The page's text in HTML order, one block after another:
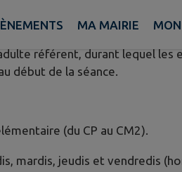
MA MAIRIE
l’école élémentaire après la
référent, durant lequel
début de la séance.
(du CP au CM2).
mardis, jeudis et vendredis